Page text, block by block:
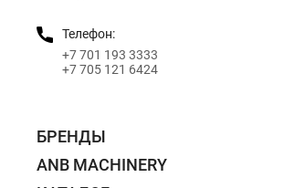
Телефон:
+7 701 193 3333
+7 705 121 6424
БРЕНДЫ
ANB MACHINERY